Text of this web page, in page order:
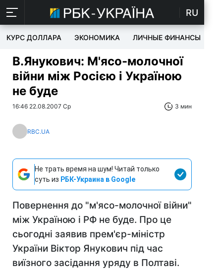
RU
КУРС ДОЛЛАРА ЭКОНОМИКА ЛИЧНЫЕ ФИНАНСЫ
В.Янукович: М'ясо-молочної
війни між Росією і Україною
не буде
16:46 22.08.2007 Ср 3 мин
RBC.UA
Не трать время на шум! Читай только
суть из РБК-Украина в Google
Повернення до "м'ясо-молочної війни"
між Україною і РФ не буде. Про це
сьогодні заявив прем'єр-міністр
України Віктор Янукович під час
виїзного засідання уряду в Полтаві.